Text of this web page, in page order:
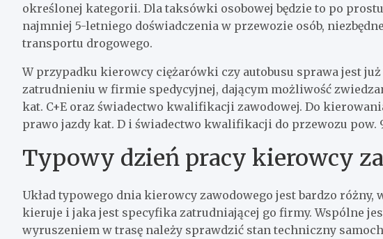
określonej kategorii. Dla taksówki osobowej będzie to po
najmniej 5-letniego doświadczenia w przewozie osób,
transportu drogowego.
W przypadku kierowcy ciężarówki czy autobusu sprawa jest
zatrudnieniu w firmie spedycyjnej, dającym możliwość
kat. C+E oraz świadectwo kwalifikacji zawodowej. Do
prawo jazdy kat. D i świadectwo kwalifikacji do przewozu pow.
Typowy dzień pracy kierowcy
Układ typowego dnia kierowcy zawodowego jest bardzo różny,
kieruje i jaka jest specyfika zatrudniającej go firmy. Wspólne
wyruszeniem w trasę należy sprawdzić stan techniczny